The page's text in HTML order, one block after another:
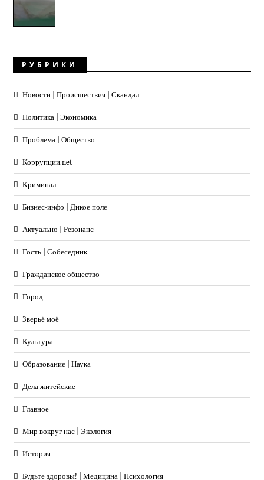
РУБРИКИ
Новости | Происшествия | Скандал
Политика | Экономика
Проблема | Общество
Коррупции.net
Криминал
Бизнес-инфо | Дикое поле
Актуально | Резонанс
Гость | Собеседник
Гражданское общество
Город
Зверьё моё
Культура
Образование | Наука
Дела житейские
Главное
Мир вокруг нас | Экология
История
Будьте здоровы! | Медицина | Психология